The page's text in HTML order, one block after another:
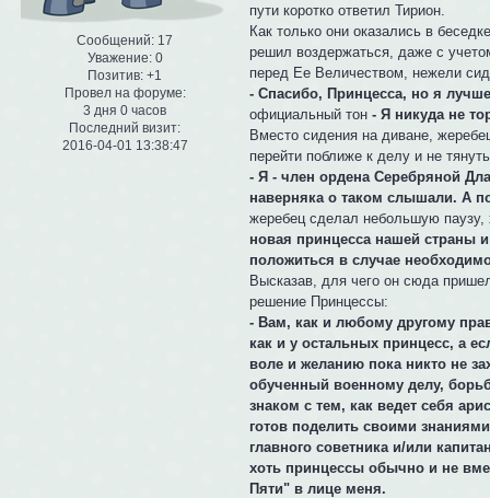
Сообщений: 17
Уважение: 0
Позитив: +1
Провел на форуме:
3 дня 0 часов
Последний визит:
2016-04-01 13:38:47
пути коротко ответил Тирион.
Как только они оказались в
решил воздержаться, даже с
перед Ее Величеством, нежели
- Спасибо, Принцесса, но я
официальный тон- Я никуда не
Вместо сидения на диване,
перейти поближе к делу и не
- Я - член ордена Серебряной
наверняка о таком слышали. А
жеребец сделал небольшую
новая принцесса нашей страны
положиться в случае
Высказав, для чего он сюда
решение Принцессы:
- Вам, как и любому другому
как и у остальных принцесс, а
воле и желанию пока никто не
обученный военному делу,
знаком с тем, как ведет себя
готов поделить своими
главного советника и/или
хоть принцессы обычно и не
Пяти" в лице меня.